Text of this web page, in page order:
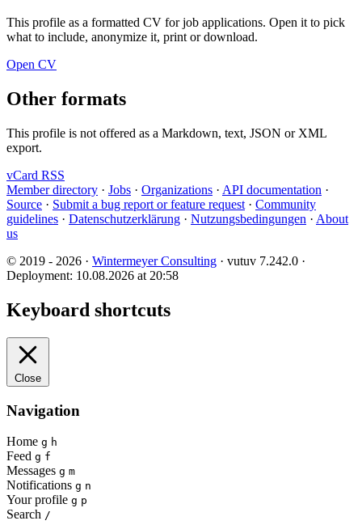
This profile as a formatted CV for job applications. Open it to pick
what to include, anonymize it, print or download.
Open CV
Other formats
This profile is not offered as a Markdown, text, JSON or XML
export.
vCard RSS
Member directory · Jobs · Organizations · API documentation ·
Source · Submit a bug report or feature request · Community
guidelines · Datenschutzerklärung · Nutzungsbedingungen · About
us
© 2019 - 2026 · Wintermeyer Consulting · vutuv 7.242.0 ·
Deployment: 10.08.2026 at 20:58
Keyboard shortcuts
Close
Navigation
Home g h
Feed g f
Messages g m
Notifications g n
Your profile g p
Search /